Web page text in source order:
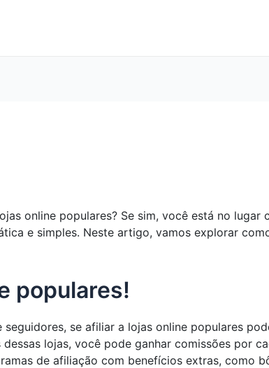
online populares? Se sim, você está no lugar
e simples. Neste artigo, vamos explorar
populares!
se afiliar a lojas online populares
lojas, você pode ganhar comissões por
de afiliação com benefícios extras, como